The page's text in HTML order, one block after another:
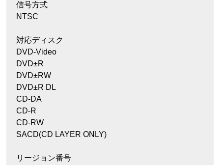
信号方式
NTSC
対応ディスク
DVD-Video
DVD±R
DVD±RW
DVD±R DL
CD-DA
CD-R
CD-RW
SACD(CD LAYER ONLY)
リージョン番号